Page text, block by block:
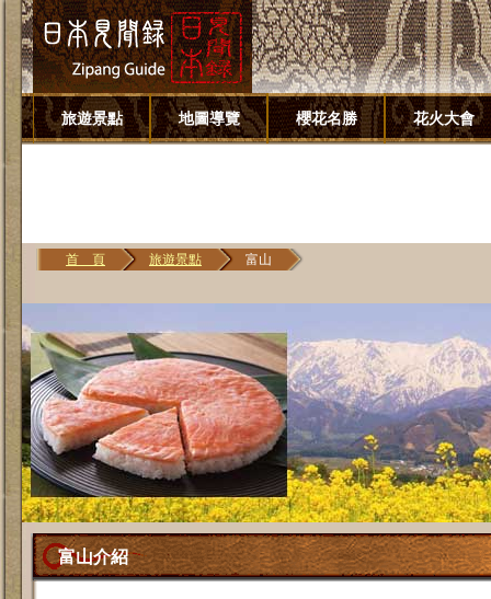
旅遊景點 地圖導覽 櫻花名勝 花火大會
首 頁 旅遊景點 富山
富山介紹